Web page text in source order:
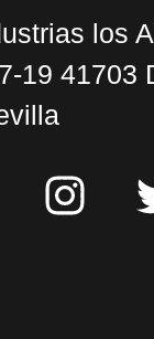
los
19 41703